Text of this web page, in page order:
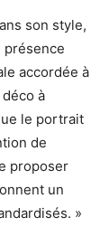
son style,
présence
accordée à
à
le portrait
de
proposer
un
»